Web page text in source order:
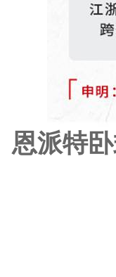
恩派特